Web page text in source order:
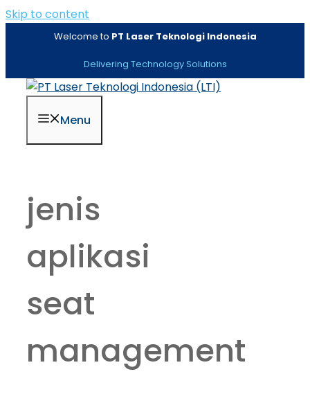
Skip to content
Welcome to PT Laser Teknologi Indonesia
Delivering Technology Solutions
Menu
jenis
aplikasi
seat
management